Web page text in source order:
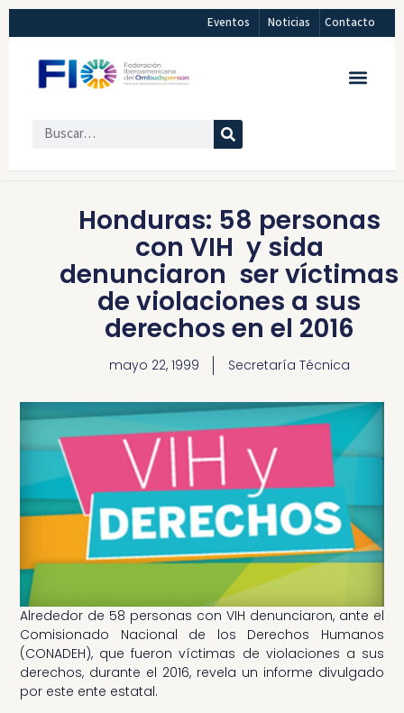
Eventos Noticias Contacto
Honduras: 58 personas
con VIH y sida
denunciaron ser víctimas
de violaciones a sus
derechos en el 2016
mayo 22, 1999 Secretaría Técnica
Alrededor de 58 personas con VIH denunciaron, ante el
Comisionado Nacional de los Derechos Humanos
(CONADEH), que fueron víctimas de violaciones a sus
derechos, durante el 2016, revela un informe divulgado
por este ente estatal.